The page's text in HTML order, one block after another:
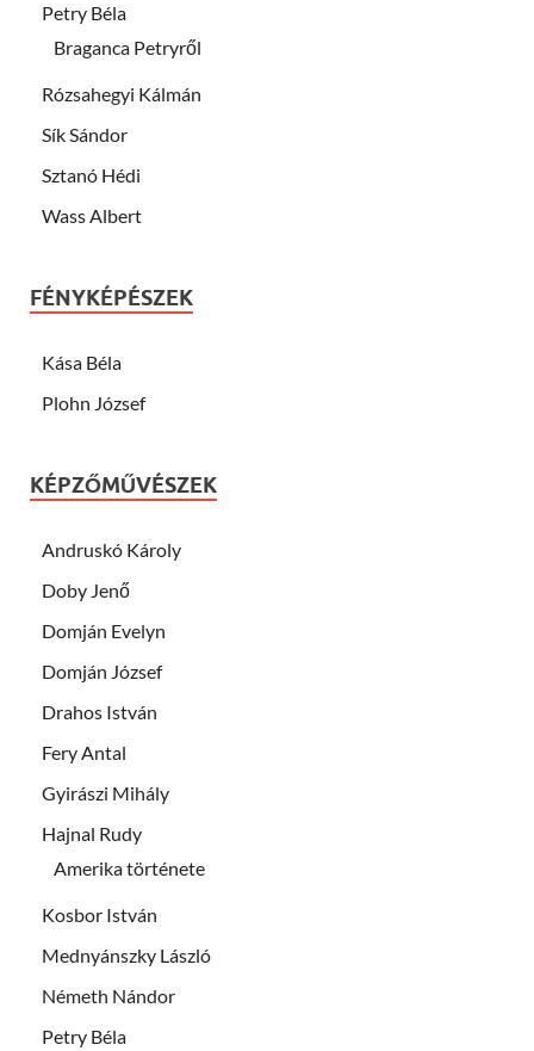
Petry Béla
Braganca Petryről
Rózsahegyi Kálmán
Sík Sándor
Sztanó Hédi
Wass Albert
FÉNYKÉPÉSZEK
Kása Béla
Plohn József
KÉPZŐMŰVÉSZEK
Andruskó Károly
Doby Jenő
Domján Evelyn
Domján József
Drahos István
Fery Antal
Gyirászi Mihály
Hajnal Rudy
Amerika története
Kosbor István
Mednyánszky László
Németh Nándor
Petry Béla